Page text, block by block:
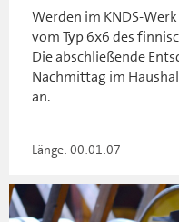
Werden im KNDS-
vom Typ 6x6 des
Die abschließende
Nachmittag im
an.
Länge: 00:01:07